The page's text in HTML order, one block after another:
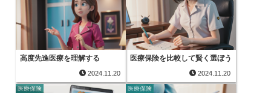
高度先進医療を理解する
2024.11.20
医療保険を比較して賢く選ぼう
2024.11.20
医療保険 医療保険